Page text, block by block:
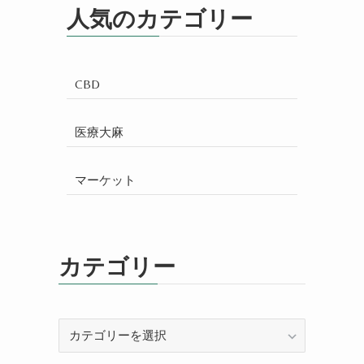
人気のカテゴリー
CBD
医療大麻
マーケット
カテゴリー